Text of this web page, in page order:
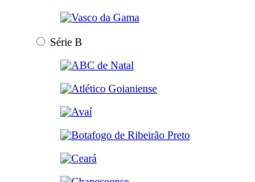
Série B